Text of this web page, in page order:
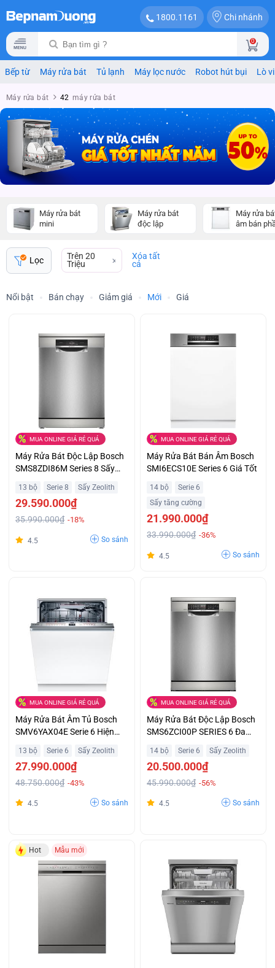
1800.1161 Chi nhánh
0
Bếp từ Máy rửa bát Tủ lạnh Máy lọc nước Robot hút bụi Lò
Máy rửa bát 42 máy rửa bát
Máy rửa bát
mini
Máy rửa bát
độc lập
Máy rửa
âm bán
Lọc
Trên 20
Triệu
Xóa tất
cả
Nổi bật Bán chạy Giảm giá Mới Giá
MUA ONLINE GIÁ RẺ QUÁ
Máy Rửa Bát Độc Lập Bosch
SMS8ZDI86M Series 8 Sấy
Khô Hoàn Hảo Giá Tốt
13 bộ Serie 8 Sấy Zeolith
29.590.000₫
35.990.000₫ -18%
4.5 So sánh
MUA ONLINE GIÁ RẺ QUÁ
Máy Rửa Bát Bán Âm Bosch
SMI6ECS10E Series 6 Giá Tốt
14 bộ
Serie 6
Sấy tăng cường
21.990.000₫
33.990.000₫ -36%
4.5 So sánh
MUA ONLINE GIÁ RẺ QUÁ
Máy Rửa Bát Âm Tủ Bosch
SMV6YAX04E Serie 6 Hiện
13 bộ Serie 6 Sấy Zeolith
27.990.000₫
48.750.000₫ -43%
4.5 So sánh
MUA ONLINE GIÁ RẺ QUÁ
Máy Rửa Bát Độc Lập Bosch
SMS6ZCI00P SERIES 6 Đa
14 bộ Serie 6 Sấy Zeolith
20.500.000₫
45.990.000₫ -56%
4.5 So sánh
Hot Mẫu mới